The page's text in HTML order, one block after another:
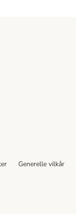
Method
Generelle vilkår